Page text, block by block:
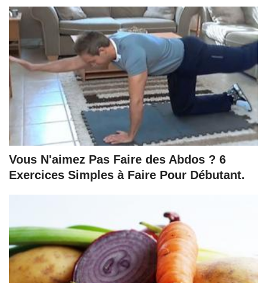
Vous N'aimez Pas Faire des Abdos ? 6
Exercices Simples à Faire Pour Débutant.